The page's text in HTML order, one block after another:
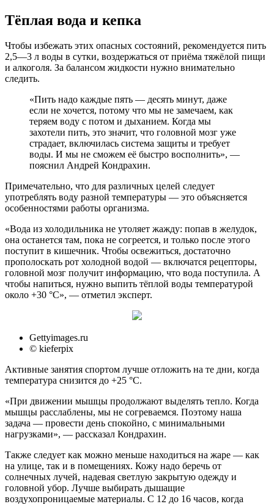
Тёплая вода и кепка
Чтобы избежать этих опасных состояний, рекомендуется пить
2,5—3 л воды в сутки, воздержаться от приёма тяжёлой пищи
и алкоголя. За балансом жидкости нужно внимательно
следить.
«Пить надо каждые пять — десять минут, даже
если не хочется, потому что мы не замечаем, как
теряем воду с потом и дыханием. Когда мы
захотели пить, это значит, что головной мозг уже
страдает, включилась система защиты и требует
воды. И мы не сможем её быстро восполнить», —
пояснил Андрей Кондрахин.
Примечательно, что для различных целей следует
употреблять воду разной температуры — это объясняется
особенностями работы организма.
«Вода из холодильника не утоляет жажду: попав в желудок,
она останется там, пока не согреется, и только после этого
поступит в кишечник. Чтобы освежиться, достаточно
прополоскать рот холодной водой — включатся рецепторы,
головной мозг получит информацию, что вода поступила. А
чтобы напиться, нужно выпить тёплой воды температурой
около +30 °C», — отметил эксперт.
Gettyimages.ru
© kieferpix
Активные занятия спортом лучше отложить на те дни, когда
температура снизится до +25 °C.
«При движении мышцы продолжают выделять тепло. Когда
мышцы расслаблены, мы не согреваемся. Поэтому наша
задача — провести день спокойно, с минимальными
нагрузками», — рассказал Кондрахин.
Также следует как можно меньше находиться на жаре — как
на улице, так и в помещениях. Кожу надо беречь от
солнечных лучей, надевая светлую закрытую одежду и
головной убор. Лучше выбирать дышащие
воздухопроницаемые материалы. С 12 до 16 часов, когда